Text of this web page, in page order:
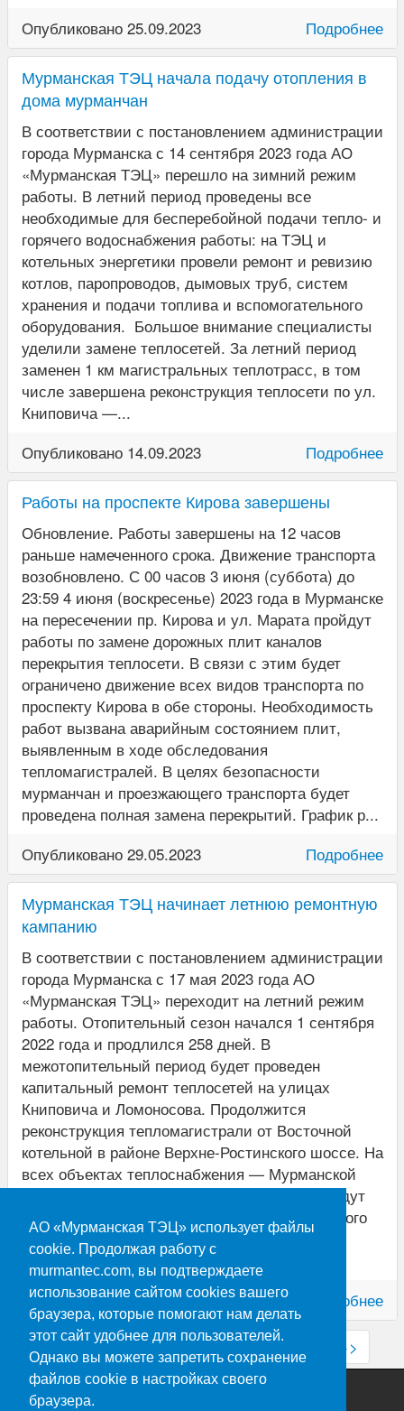
АО «Мурманская ТЭЦ» использует файлы
cookie. Продолжая работу с
murmantec.com, вы подтверждаете
использование сайтом cookies вашего
браузера, которые помогают нам делать
этот сайт удобнее для пользователей.
Однако вы можете запретить сохранение
файлов cookie в настройках своего
браузера.
Опубликовано 25.09.2023
Подробнее
Мурманская ТЭЦ начала подачу отопления в
дома мурманчан
В соответствии с постановлением администрации
города Мурманска с 14 сентября 2023 года АО
«Мурманская ТЭЦ» перешло на зимний режим
работы. В летний период проведены все
необходимые для бесперебойной подачи тепло- и
горячего водоснабжения работы: на ТЭЦ и
котельных энергетики провели ремонт и ревизию
котлов, паропроводов, дымовых труб, систем
хранения и подачи топлива и вспомогательного
оборудования. Большое внимание специалисты
уделили замене теплосетей. За летний период
заменен 1 км магистральных теплотрасс, в том
числе завершена реконструкция теплосети по ул.
Книповича —...
Опубликовано 14.09.2023
Подробнее
Работы на проспекте Кирова завершены
Обновление. Работы завершены на 12 часов
раньше намеченного срока. Движение транспорта
возобновлено. С 00 часов 3 июня (суббота) до
23:59 4 июня (воскресенье) 2023 года в Мурманске
на пересечении пр. Кирова и ул. Марата пройдут
работы по замене дорожных плит каналов
перекрытия теплосети. В связи с этим будет
ограничено движение всех видов транспорта по
проспекту Кирова в обе стороны. Необходимость
работ вызвана аварийным состоянием плит,
выявленным в ходе обследования
тепломагистралей. В целях безопасности
мурманчан и проезжающего транспорта будет
проведена полная замена перекрытий. График р...
Опубликовано 29.05.2023
Подробнее
Мурманская ТЭЦ начинает летнюю ремонтную
кампанию
В соответствии с постановлением администрации
города Мурманска с 17 мая 2023 года АО
«Мурманская ТЭЦ» переходит на летний режим
работы. Отопительный сезон начался 1 сентября
2022 года и продлился 258 дней. В
межотопительный период будет проведен
капитальный ремонт теплосетей на улицах
Книповича и Ломоносова. Продолжится
реконструкция тепломагистрали от Восточной
котельной в районе Верхне-Ростинского шоссе. На
всех объектах теплоснабжения — Мурманской
ТЭЦ, Южной и Восточной котельных — пройдут
ревизия и ремонт основного и вспомогательного
оборудования и работы, которые невозможно
выполнить без ...
Опубликовано 17.05.2023
Подробнее
<< Пред. 3 4 5 6 7 След. >>